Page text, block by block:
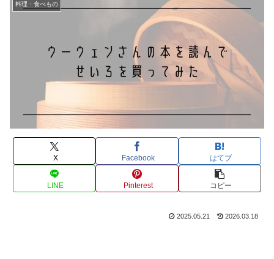
料理・食べもの
X Facebook はてブ
LINE Pinterest コピー
2025.05.21 2026.03.18